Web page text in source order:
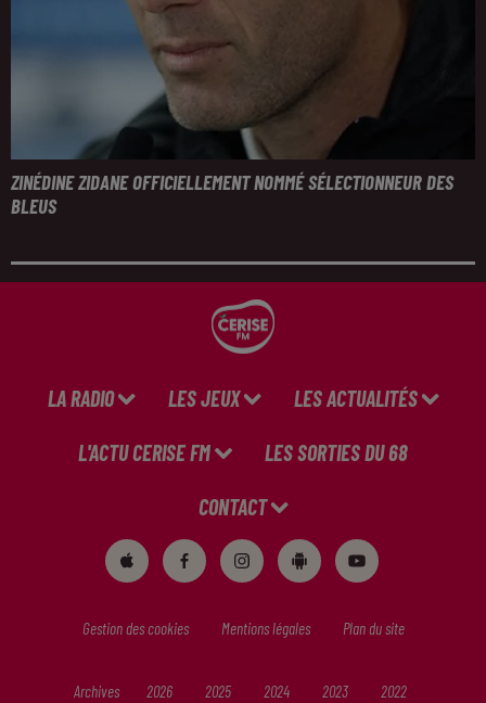
ZINÉDINE ZIDANE OFFICIELLEMENT NOMMÉ SÉLECTIONNEUR DES
BLEUS
LA RADIO LES JEUX LES ACTUALITÉS
L'ACTU CERISE FM LES SORTIES DU 68
CONTACT
Gestion des cookies Mentions légales Plan du site
Archives 2026 2025 2024 2023 2022